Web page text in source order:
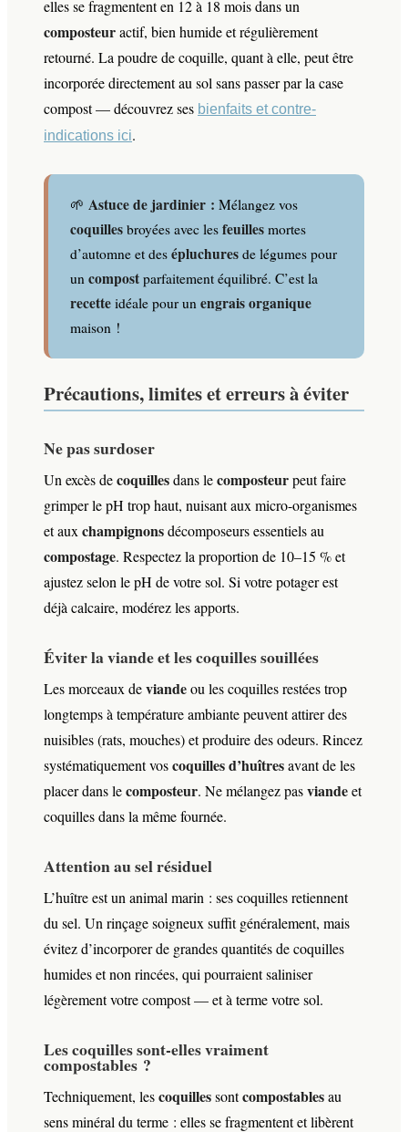
elles se fragmentent en 12 à 18 mois dans un
composteuractif, bien humide et régulièrement
retourné. La poudre de coquille, quant à elle, peut être
incorporée directement au sol sans passer par la case
compost — découvrez ses bienfaits et contre-
indications ici.
🌱 Astuce de jardinier : Mélangez vos
coquilles broyées avec les feuilles mortes
d’automne et des épluchures de légumes pour
un compost parfaitement équilibré. C’est la
recette idéale pour un engraisorganique
maison !
Précautions, limites et erreurs à éviter
Ne pas surdoser
Un excès decoquillesdans lecomposteurpeut faire
grimper le pH trop haut, nuisant aux micro-organismes
et aux champignonsdécomposeurs essentiels au
compostage. Respectez la proportion de 10–15 % et
ajustez selon le pH de votre sol. Si votre potager est
déjà calcaire, modérez les apports.
Éviter la viande et les coquilles souillées
Les morceaux deviandeou les coquilles restées trop
longtemps à température ambiante peuvent attirer des
nuisibles (rats, mouches) et produire des odeurs. Rincez
systématiquement voscoquilles d’huîtresavant de les
placer dans lecomposteur. Ne mélangez pasviandeet
coquilles dans la même fournée.
Attention au sel résiduel
L’huître est un animal marin : ses coquilles retiennent
du sel. Un rinçage soigneux suffit généralement, mais
évitez d’incorporer de grandes quantités de coquilles
humides et non rincées, qui pourraient saliniser
légèrement votre compost — et à terme votre sol.
Les coquilles sont-elles vraiment
compostables ?
Techniquement, lescoquillessontcompostablesau
sens minéral du terme : elles se fragmentent et libèrent